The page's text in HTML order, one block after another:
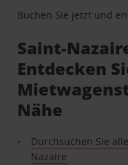
Buchen Sie jetzt und
Saint-
Entdecken
Nähe
Durchsuchen Sie
Nazaire